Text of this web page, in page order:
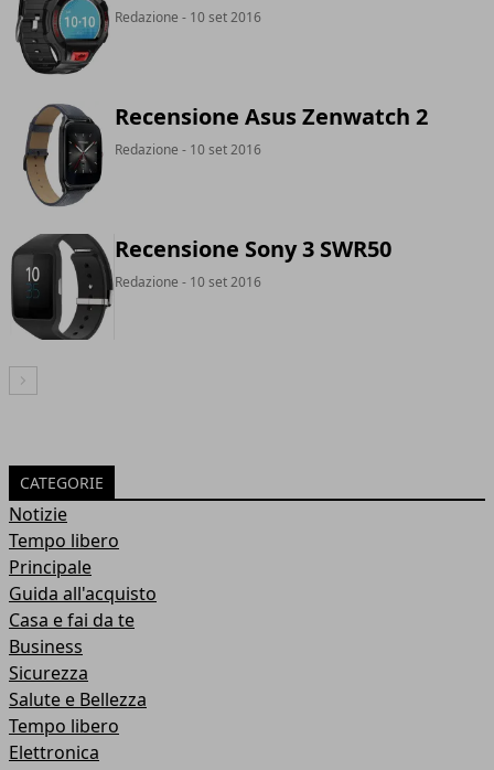
Redazione - 10 set 2016
Recensione Asus Zenwatch 2
Redazione - 10 set 2016
Recensione Sony 3 SWR50
Redazione - 10 set 2016
Articolo Successivo
CATEGORIE
Notizie
Tempo libero
Principale
Guida all'acquisto
Casa e fai da te
Business
Sicurezza
Salute e Bellezza
Tempo libero
Elettronica